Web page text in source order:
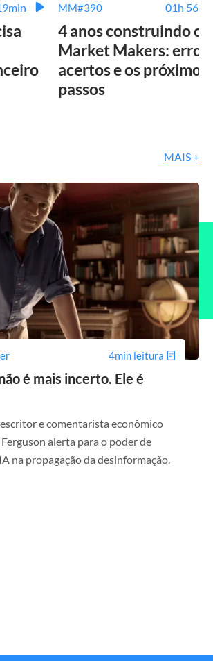
MM#390 01h
4 anos construindo o
Market Makers: erros,
acertos e os próximos
passos
MAIS +
4min leitura
é mais incerto. Ele é
e comentarista econômico
alerta para o poder de
na propagação da desinformação.